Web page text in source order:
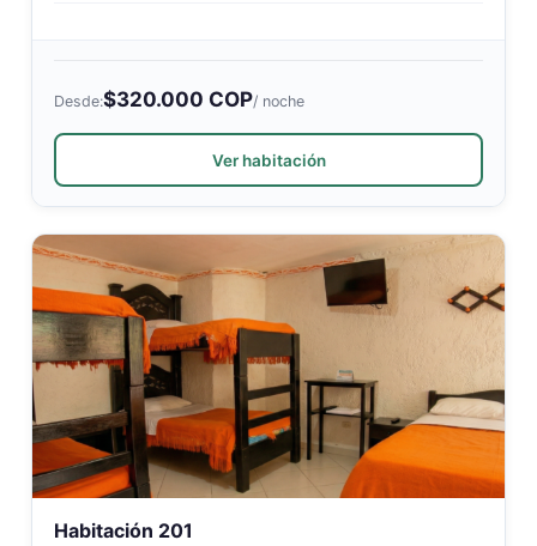
Desde:$320.000 COP/ noche
Ver habitación
Habitación 201